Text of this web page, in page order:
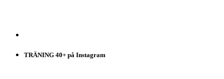
TRÄNING 40+ på Instagram